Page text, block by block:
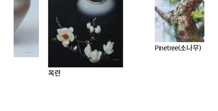
Pinetree(소나무)